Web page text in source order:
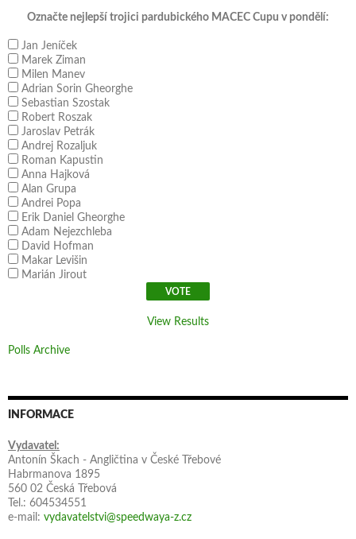
Označte nejlepší trojici pardubického MACEC Cupu v pondělí:
Jan Jeníček
Marek Ziman
Milen Manev
Adrian Sorin Gheorghe
Sebastian Szostak
Robert Roszak
Jaroslav Petrák
Andrej Rozaljuk
Roman Kapustin
Anna Hajková
Alan Grupa
Andrei Popa
Erik Daniel Gheorghe
Adam Nejezchleba
David Hofman
Makar Levišin
Marián Jirout
View Results
Polls Archive
INFORMACE
Vydavatel:
Antonín Škach - Angličtina v České Třebové
Habrmanova 1895
560 02 Česká Třebová
Tel.: 604534551
e-mail: vydavatelstvi@speedwaya-z.cz